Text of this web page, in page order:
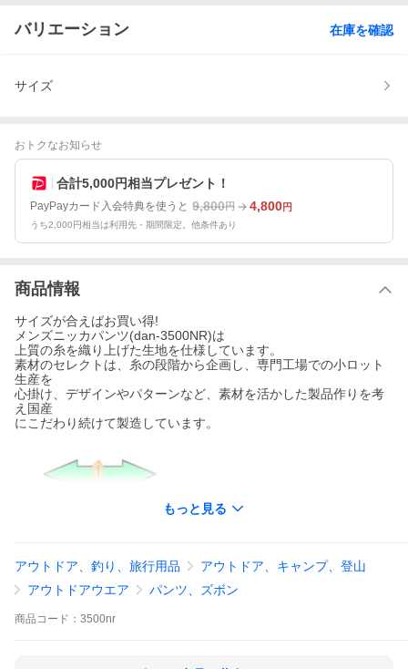
バリエーション 在庫を確認
サイズ
おトクなお知らせ
合計5,000円相当プレゼント！
PayPayカード入会特典を使うと 9,800円 4,800円
うち2,000円相当は利用先・期間限定。他条件あり
商品情報
サイズが合えばお買い得!
メンズニッカパンツ(dan-3500NR)は
上質の糸を織り上げた生地を仕様しています。
素材のセレクトは、糸の段階から企画し、専門工場での小ロット
生産を
心掛け、デザインやパターンなど、素材を活かした製品作りを考
え国産
にこだわり続けて製造しています。
もっと見る
アウトドア、釣り、旅行用品
アウトドア、キャンプ、登山
アウトドアウエア
パンツ、ズボン
商品 コード： 3500nr